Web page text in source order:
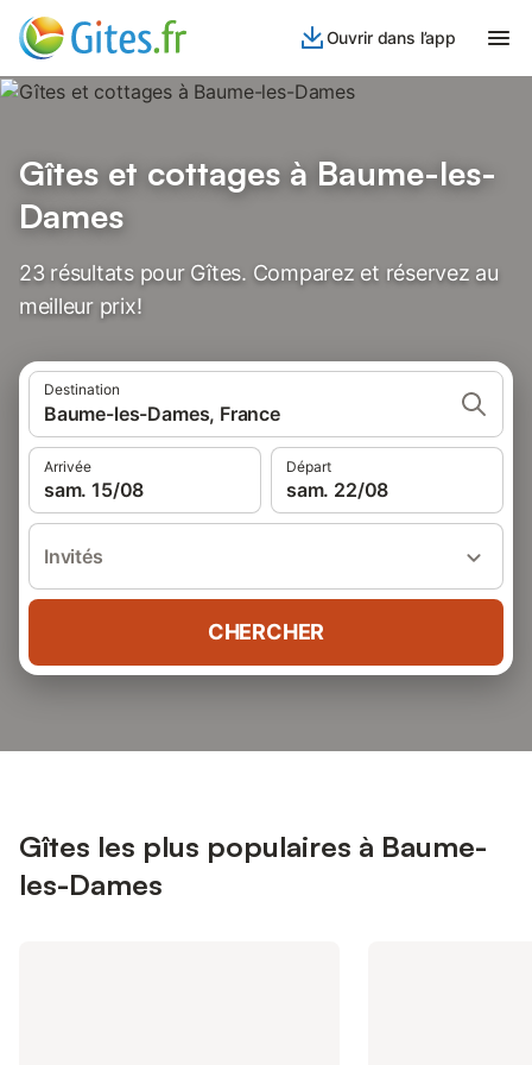
Ouvrir dans l’app
Gîtes et cottages à Baume-les-
Dames
23 résultats pour Gîtes. Comparez et réservez au
meilleur prix!
Destination
Baume-les-Dames, France
Arrivée
sam. 15/08
Départ
sam. 22/08
Invités
CHERCHER
Gîtes les plus populaires à Baume-
les-Dames